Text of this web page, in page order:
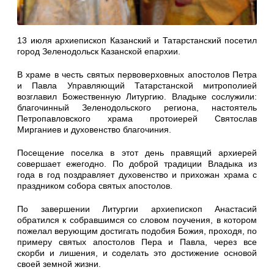
13 июля архиепископ Казанский и Татарстанский посетил
город Зеленодольск Казанской епархии.
В храме в честь святых первоверховных апостолов Петра
и Павла Управляющий Татарстанской митрополией
возглавил Божественную Литургию. Владыке сослужили:
благочинный Зеленодольского региона, настоятель
Петропавловского храма протоиерей Святослав
Мирганиев и духовенство благочиния.
Посещение поселка в этот день правящий архиерей
совершает ежегодно. По доброй традиции Владыка из
года в год поздравляет духовенство и прихожан храма с
праздником собора святых апостолов.
По завершении Литургии архиепископ Анастасий
обратился к собравшимся со словом поучения, в котором
пожелал верующим достигать подобия Божия, проходя, по
примеру святых апостолов Пера и Павла, через все
скорби и лишения, и соделать это достижение основой
своей земной жизни.